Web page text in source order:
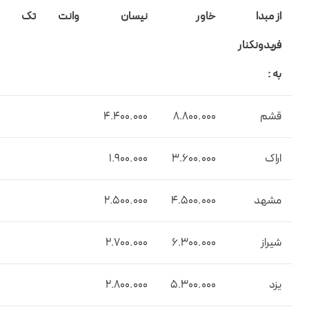
از مبدا
فریدونکنار
به :
خاور نیسان وانت تک
قشم 8.800.000
4.400.000
اراک 3.600.000
1.900.000
مشهد 4.500.000
2.500.000
شیراز 6.300.000
2.700.000
یزد 5.300.000
2.800.000